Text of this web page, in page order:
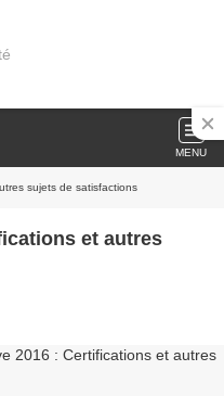
MENU
sujets de satisfactions
et autres